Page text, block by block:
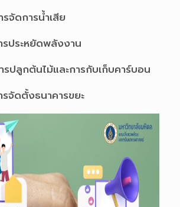
จัดการน้ำเสีย
ประหยัดพลังงาน
ปลูกต้นไม้และการกับเก็บคาร์บอน
จัดตั้งธนาคารขยะ